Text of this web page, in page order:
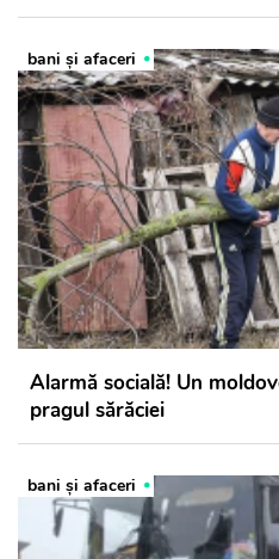
bani și afaceri
Alarmă socială! Un
pragul sărăciei
bani și afaceri